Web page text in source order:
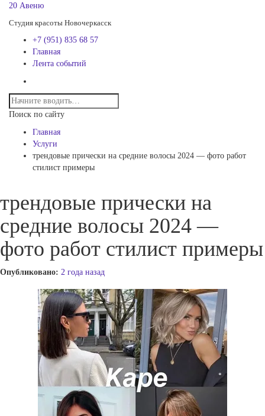
20 Авеню
Студия красоты Новочеркасск
+7 (951) 835 68 57
Главная
Лента событий
Поиск по сайту
Главная
Услуги
трендовые прически на средние волосы 2024 — фото работ
стилист примеры
трендовые прически на
средние волосы 2024 —
фото работ стилист примеры
Опубликовано: 2 года назад